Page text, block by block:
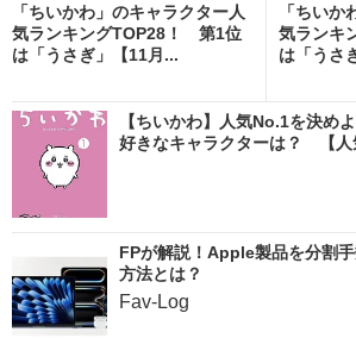
「ちいかわ」のキャラクター人
気ランキングTOP28！ 第1位
は「うさぎ」【11月...
「ちいか
気ランキ
は「うさ
【ちいかわ】人気No.1を決
好きなキャラクターは？ 【人
FPが解説！Apple製品を分割
方法とは？
Fav-Log